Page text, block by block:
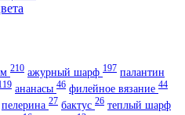
210 ажурный шарф 197 палантин
ананасы 46 филейное вязание 44
пелерина 27 бактус 26 теплый шарф